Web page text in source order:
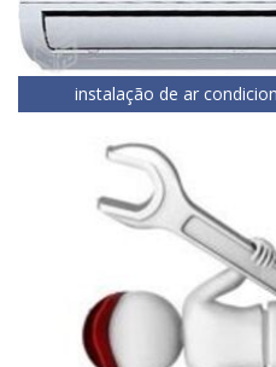
instalação de ar